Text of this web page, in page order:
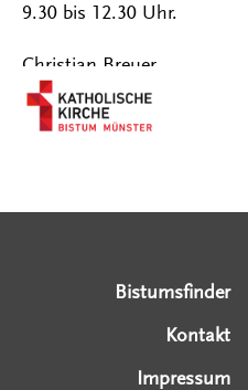
9.30 bis 12.30 Uhr.
Christian Breuer
Bistumsfinder
Kontakt
Impressum